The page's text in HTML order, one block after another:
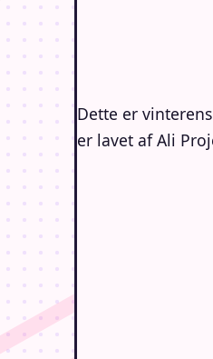
Dette er
er lavet af Ali